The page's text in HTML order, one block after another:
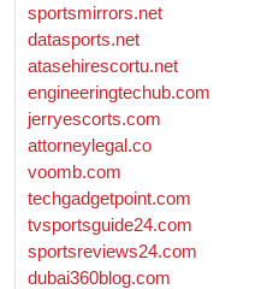
sportsmirrors.net
datasports.net
atasehirescortu.net
engineeringtechub.com
jerryescorts.com
attorneylegal.co
voomb.com
techgadgetpoint.com
tvsportsguide24.com
sportsreviews24.com
dubai360blog.com